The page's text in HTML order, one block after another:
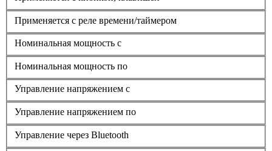
Применяется с реле времени/таймером
Номинальная мощность с
Номинальная мощность по
Управление напряжением с
Управление напряжением по
Управление через Bluetooth